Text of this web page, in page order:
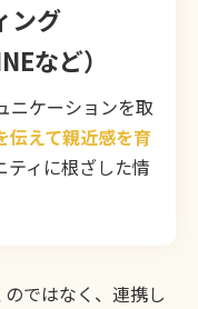
ング
など）
ニケーションを取
伝えて親近感を育
ティに根ざした情
ではなく、連携し